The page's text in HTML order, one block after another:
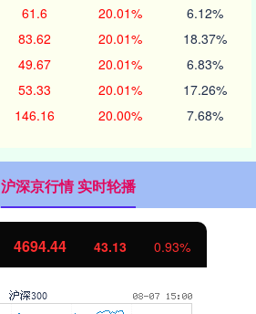
61.6 20.01% 6.12%
83.62 20.01% 18.37%
49.67 20.01% 6.83%
53.33 20.01% 17.26%
146.16 20.00% 7.68%
沪深京行情 实时轮播
4694.44 43.13 0.93%